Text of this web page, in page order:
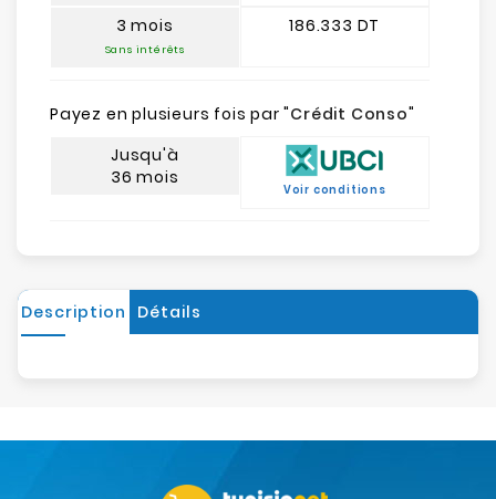
3 mois
Sans intérêts
186.333 DT
Payez en plusieurs fois par "Crédit Conso"
Jusqu'à
36 mois
Voir conditions
Description Détails